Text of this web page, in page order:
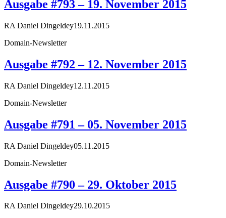
Ausgabe #793 – 19. November 2015
RA Daniel Dingeldey19.11.2015
Domain-Newsletter
Ausgabe #792 – 12. November 2015
RA Daniel Dingeldey12.11.2015
Domain-Newsletter
Ausgabe #791 – 05. November 2015
RA Daniel Dingeldey05.11.2015
Domain-Newsletter
Ausgabe #790 – 29. Oktober 2015
RA Daniel Dingeldey29.10.2015